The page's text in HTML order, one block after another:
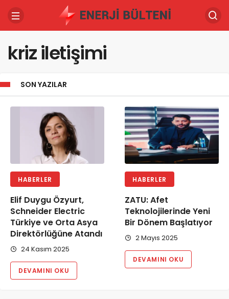
kriz iletişimi
SON YAZILAR
HABERLER
Elif Duygu Özyurt,
Schneider Electric
Türkiye ve Orta Asya
Direktörlüğüne Atandı
24 Kasım 2025
DEVAMINI OKU
HABERLER
ZATU: Afet
Teknolojilerinde Yeni
Bir Dönem Başlatıyor
2 Mayıs 2025
DEVAMINI OKU